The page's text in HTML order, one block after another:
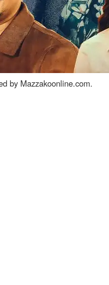
by Mazzakoonline.com.